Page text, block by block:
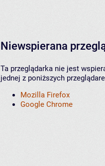
Niewspierana
Ta przeglądarka nie jest
jednej z poniższych
Mozilla Firefox
Google Chrome